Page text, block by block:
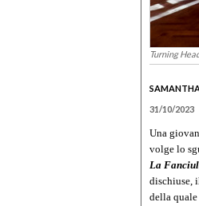
Turning
31/10/2023
Una
volge lo
La
dischiuse,
della